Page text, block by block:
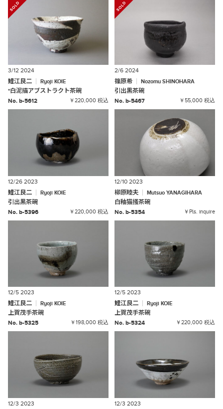
3/12 2024
鯉江良二
Ryoji KOIE
*白泥描アブストラクト茶碗
No. b-5612
￥220,000 税込
2/6 2024
篠原希
Nozomu SHINOHARA
引出黒茶碗
No. b-5467
￥55,000 税込
12/26 2023
鯉江良二
Ryoji KOIE
引出黒茶碗
No. b-5396
￥220,000 税込
12/10 2023
柳原睦夫
Mutsuo YANAGIHARA
白釉猫掻茶碗
No. b-5354
￥Pls. inquire
12/5 2023
鯉江良二
Ryoji KOIE
上賀茂手茶碗
No. b-5325
￥198,000 税込
12/5 2023
鯉江良二
Ryoji KOIE
上賀茂手茶碗
No. b-5324
￥220,000 税込
12/3 2023
12/3 2023